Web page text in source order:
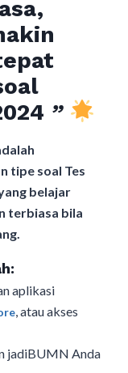
”
tipe soal Tes
belajar
terbiasa bila
aplikasi
, atau akses
jadiBUMN Anda